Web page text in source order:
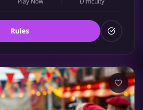
Rules